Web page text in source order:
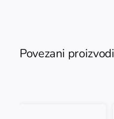
Povezani proizvodi